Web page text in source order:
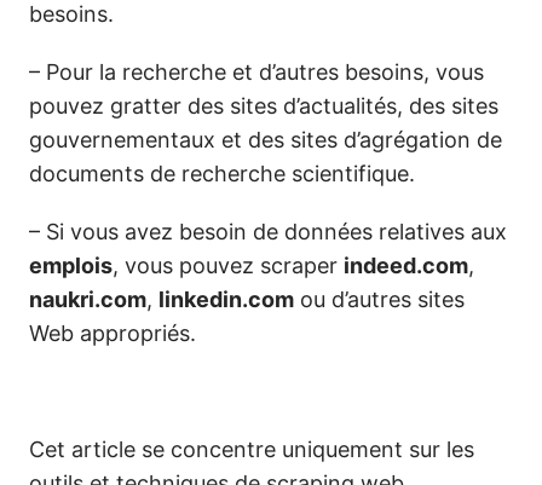
besoins.
– Pour la recherche et d’autres besoins, vous
pouvez gratter des sites d’actualités, des sites
gouvernementaux et des sites d’agrégation de
documents de recherche scientifique.
– Si vous avez besoin de données relatives aux
emplois, vous pouvez scraper indeed.com,
naukri.com, linkedin.com ou d’autres sites
Web appropriés.
Cet article se concentre uniquement sur les